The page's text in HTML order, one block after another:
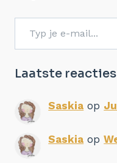
Typ je e-mail...
Laatste reacties
Saskia op
Saskia op